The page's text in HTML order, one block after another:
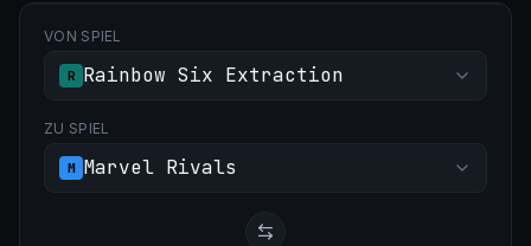
VON SPIEL
R Rainbow Six Extraction
ZU SPIEL
M Marvel Rivals